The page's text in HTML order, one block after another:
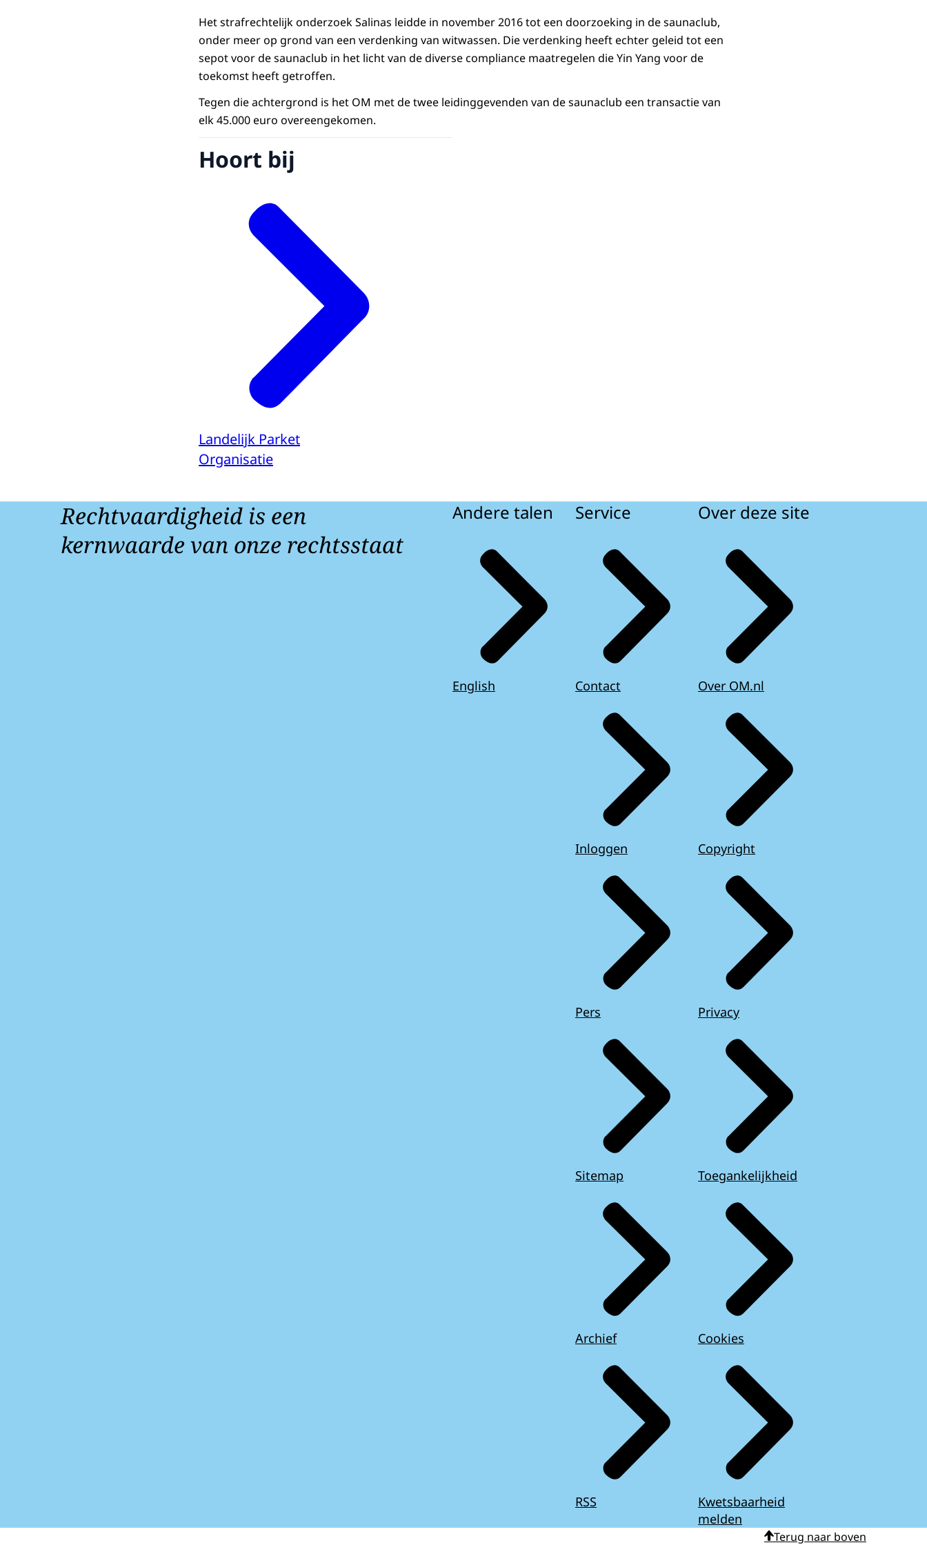
Het strafrechtelijk onderzoek Salinas leidde in november 2016 tot een doorzoeking in de saunaclub,
onder meer op grond van een verdenking van witwassen. Die verdenking heeft echter geleid tot een
sepot voor de saunaclub in het licht van de diverse compliance maatregelen die Yin Yang voor de
toekomst heeft getroffen.
Tegen die achtergrond is het OM met de twee leidinggevenden van de saunaclub een transactie van
elk 45.000 euro overeengekomen.
Hoort bij
Landelijk Parket
Organisatie
Rechtvaardigheid is een
kernwaarde van onze rechtsstaat
Andere talen
English
Service
Contact
Inloggen
Pers
Sitemap
Archief
RSS
Over deze site
Over OM.nl
Copyright
Privacy
Toegankelijkheid
Cookies
Kwetsbaarheid
melden
Terug naar boven